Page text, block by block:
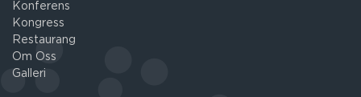
Konferens
Kongress
Restaurang
Om Oss
Galleri